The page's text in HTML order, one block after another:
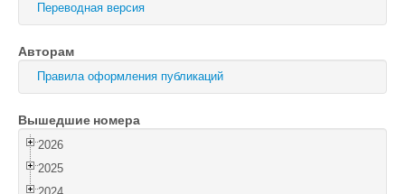
Физика и техника полупроводников
Оптика и спектроскопия
Поиск
Войти
Переводная версия
Авторам
Правила оформления публикаций
Вышедшие номера
2026
2025